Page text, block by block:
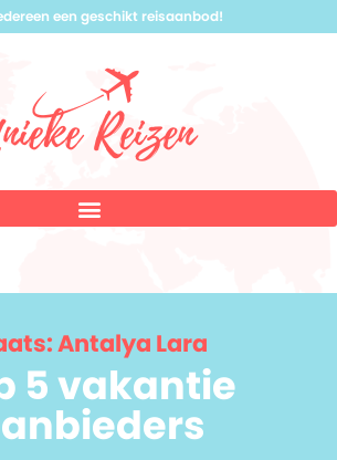
een geschikt reisaanbod!
Antalya Lara
5 vakantie